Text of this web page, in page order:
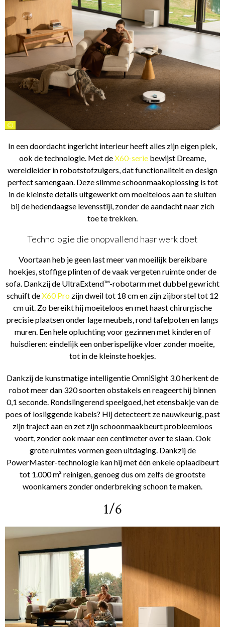
©
In een doordacht ingericht interieur heeft alles zijn eigen plek,
ook de technologie. Met deX60-serie bewijst Dreame,
wereldleider in robotstofzuigers, dat functionaliteit en design
perfect samengaan. Deze slimme schoonmaakoplossing is tot
in de kleinste details uitgewerkt om moeiteloos aan te sluiten
bij de hedendaagse levensstijl, zonder de aandacht naar zich
toe te trekken.
Technologie die onopvallend haar werk doet
Voortaan heb je geen last meer van moeilijk bereikbare
hoekjes, stoffige plinten of de vaak vergeten ruimte onder de
sofa. Dankzij de UltraExtend™-robotarm met dubbel gewricht
schuift deX60 Pro zijn dweil tot 18 cm en zijn zijborstel tot 12
cm uit. Zo bereikt hij moeiteloos en met haast chirurgische
precisie plaatsen onder lage meubels, rond tafelpoten en langs
muren. Een hele opluchting voor gezinnen met kinderen of
huisdieren: eindelijk een onberispelijke vloer zonder moeite,
tot in de kleinste hoekjes.
Dankzij de kunstmatige intelligentie OmniSight 3.0 herkent de
robot meer dan 320 soorten obstakels en reageert hij binnen
0,1 seconde. Rondslingerend speelgoed, het etensbakje van de
poes of losliggende kabels? Hij detecteert ze nauwkeurig, past
zijn traject aan en zet zijn schoonmaakbeurt probleemloos
voort, zonder ook maar een centimeter over te slaan. Ook
grote ruimtes vormen geen uitdaging. Dankzij de
PowerMaster-technologie kan hij met één enkele oplaadbeurt
tot 1.000 m² reinigen, genoeg dus om zelfs de grootste
woonkamers zonder onderbreking schoon te maken.
1/6